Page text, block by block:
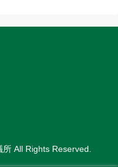
All Rights Reserved.